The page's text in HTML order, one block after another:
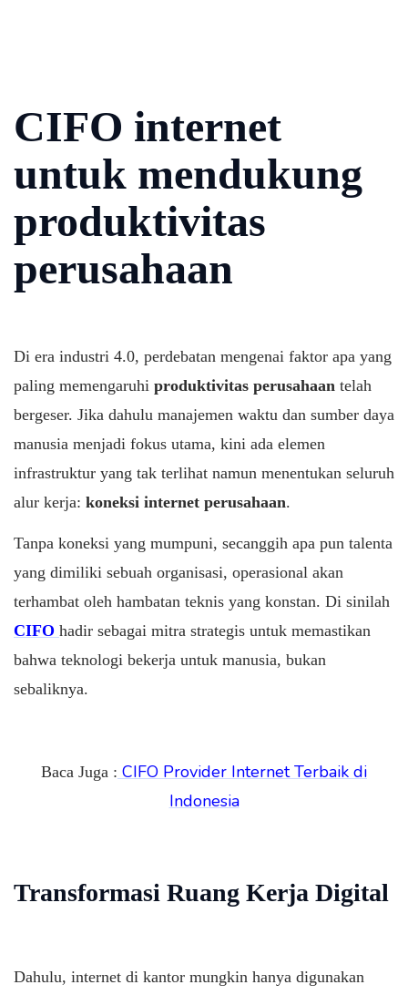
CIFO internet
untuk mendukung
produktivitas
perusahaan
Di era industri 4.0, perdebatan mengenai faktor apa yang
paling memengaruhi produktivitas perusahaan telah
bergeser. Jika dahulu manajemen waktu dan sumber daya
manusia menjadi fokus utama, kini ada elemen
infrastruktur yang tak terlihat namun menentukan seluruh
alur kerja: koneksi internet perusahaan.
Tanpa koneksi yang mumpuni, secanggih apa pun talenta
yang dimiliki sebuah organisasi, operasional akan
terhambat oleh hambatan teknis yang konstan. Di sinilah
CIFO hadir sebagai mitra strategis untuk memastikan
bahwa teknologi bekerja untuk manusia, bukan
sebaliknya.
Baca Juga : CIFO Provider Internet Terbaik di
Indonesia
Transformasi Ruang Kerja Digital
Dahulu, internet di kantor mungkin hanya digunakan